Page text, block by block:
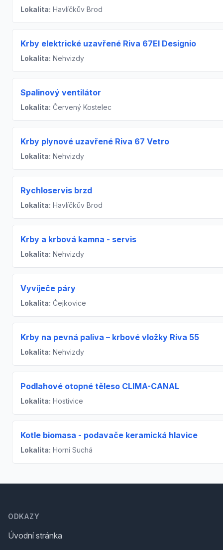
Lokalita: Havlíčkův Brod
Krby elektrické uzavřené Riva 67El Designio
Lokalita: Nehvizdy
Spalinový ventilátor
Lokalita: Červený Kostelec
Krby plynové uzavřené Riva 67 Vetro
Lokalita: Nehvizdy
Rychloservis brzd
Lokalita: Havlíčkův Brod
Krby a krbová kamna - servis
Lokalita: Nehvizdy
Vyvíječe páry
Lokalita: Čejkovice
Krby na pevná paliva – krbové vložky Riva 55
Lokalita: Nehvizdy
Podlahové otopné těleso CLIMA-CANAL
Lokalita: Hostivice
Kotle biomasa - podavače keramická hlavice
Lokalita: Horní Suchá
ODKAZY
Úvodní stránka